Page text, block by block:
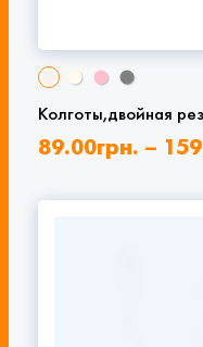
Колготы,двойная
89.00грн. –